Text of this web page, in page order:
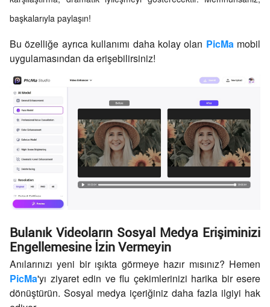
başkalarıyla paylaşın!
Bu özelliğe ayrıca kullanımı daha kolay olan PicMamobil
uygulamasından da erişebilirsiniz!
Bulanık Videoların Sosyal Medya Erişiminizi
Engellemesine İzin Vermeyin
Anılarınızı yeni bir ışıkta görmeye hazır mısınız? Hemen
PicMa'yı ziyaret edin ve flu çekimlerinizi harika bir esere
dönüştürün. Sosyal medya içeriğiniz daha fazla ilgiyi hak